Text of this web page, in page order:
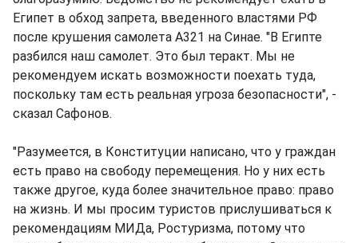
Египет в обход запрета, введенного властями РФ
после крушения самолета A321 на Синае. "В Египте
разбился наш самолет. Это был теракт. Мы не
рекомендуем искать возможности поехать туда,
поскольку там есть реальная угроза безопасности", -
сказал Сафонов.
"Разумеется, в Конституции написано, что у граждан
есть право на свободу перемещения. Но у них есть
также другое, куда более значительное право: право
на жизнь. И мы просим туристов прислушиваться к
рекомендациям МИДа, Ростуризма, потому что